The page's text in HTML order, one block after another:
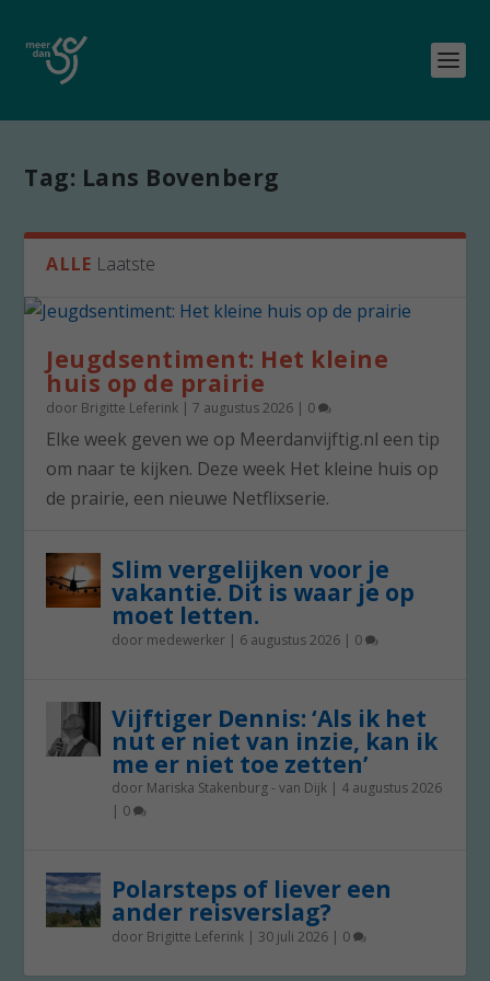
Tag: Lans Bovenberg
ALLE Laatste
Jeugdsentiment: Het kleine
huis op de prairie
door Brigitte Leferink |7 augustus 2026 | 0
Elke week geven we op Meerdanvijftig.nl een tip
om naar te kijken. Deze week Het kleine huis op
de prairie, een nieuwe Netflixserie.
Slim vergelijken voor je
vakantie. Dit is waar je op
moet letten.
door medewerker | 6 augustus 2026 | 0
Vijftiger Dennis: ‘Als ik het
nut er niet van inzie, kan ik
me er niet toe zetten’
door Mariska Stakenburg - van Dijk | 4 augustus 2026
| 0
Polarsteps of liever een
ander reisverslag?
door Brigitte Leferink | 30 juli 2026 | 0